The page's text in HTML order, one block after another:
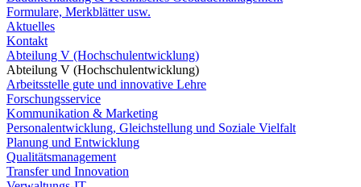
Formulare, Merkblätter usw.
Aktuelles
Kontakt
Abteilung V (Hochschulentwicklung)
Abteilung V (Hochschulentwicklung)
Arbeitsstelle gute und innovative Lehre
Forschungsservice
Kommunikation & Marketing
Personalentwicklung, Gleichstellung und Soziale Vielfalt
Planung und Entwicklung
Qualitätsmanagement
Transfer und Innovation